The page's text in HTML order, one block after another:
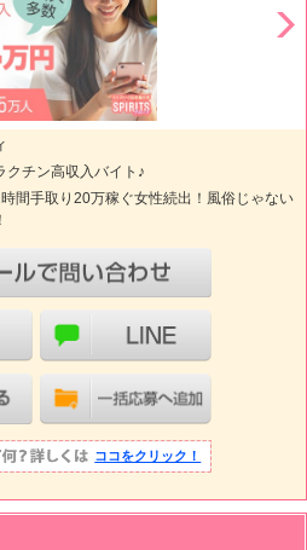
クチン高収入バイト♪
間手取り20万稼ぐ女性続出！風俗じゃない
ココをクリック！